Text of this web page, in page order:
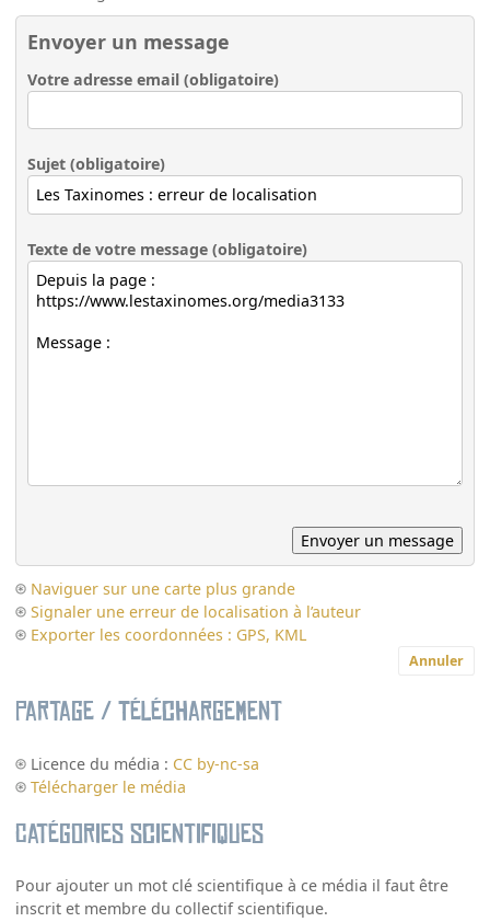
Envoyer un message
Votre adresse email (obligatoire)
Sujet (obligatoire)
Texte de votre message (obligatoire)
Naviguer sur une carte plus grande
Signaler une erreur de localisation à l’auteur
Exporter les coordonnées : GPS, KML
Annuler
Partage / Téléchargement
Licence du média : CC by-nc-sa
Télécharger le média
Catégories scientifiques
Pour ajouter un mot clé scientifique à ce média il faut être
inscrit et membre du collectif scientifique.